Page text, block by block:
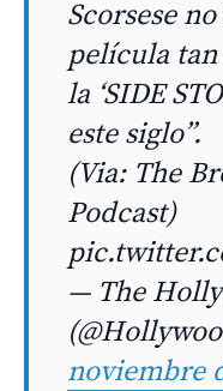
Scorsese
película
la ‘SIDE
este siglo”.
(Via: The
Podcast)
— The
noviembre